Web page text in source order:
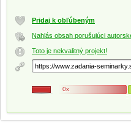
Pridaj k obľúbeným
Nahlás obsah porušujúci
Toto je nekvalitný projekt!
0x